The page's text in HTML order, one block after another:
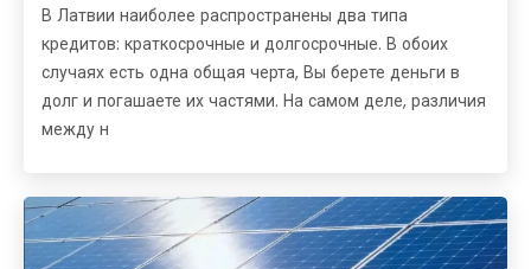
В Латвии наиболее распространены два типа
кредитов: краткосрочные и долгосрочные. В обоих
случаях есть одна общая черта, Вы берете деньги в
долг и погашаете их частями. На самом деле, различия
между н